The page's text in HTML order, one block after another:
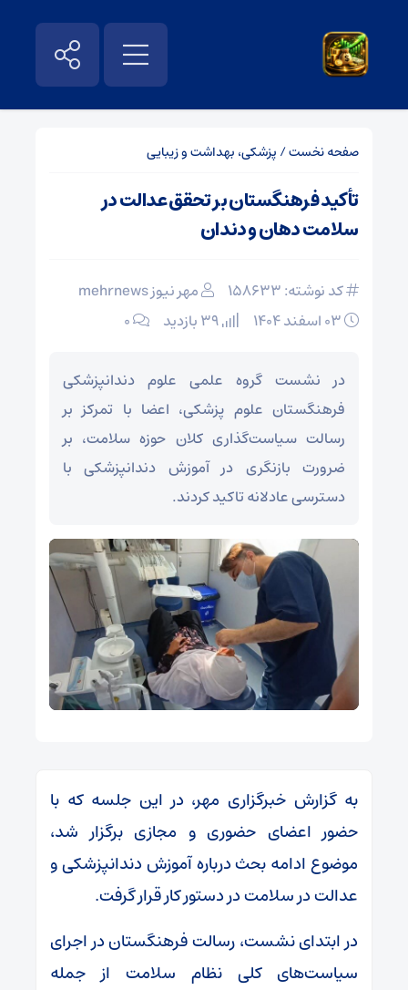
صفحه نخست/ پزشکی، بهداشت و زیبایی
تأکید فرهنگستان بر تحقق عدالت در
سلامت دهان و دندان
کد نوشته: 158633
مهر نیوز mehrnews
۰
در نشست گروه علمی علوم دندانپزشکی
فرهنگستان علوم پزشکی، اعضا با تمرکز بر
رسالت سیاست‌گذاری کلان حوزه سلامت، بر
ضرورت بازنگری در آموزش دندانپزشکی با
دسترسی عادلانه تاکید کردند.
به گزارش خبرگزاری مهر، در این جلسه که با
حضور اعضای حضوری و مجازی برگزار شد،
موضوع ادامه بحث درباره آموزش دندانپزشکی و
عدالت در سلامت در دستور کار قرار گرفت.
در ابتدای نشست، رسالت فرهنگستان در اجرای
سیاست‌های کلی نظام سلامت از جمله